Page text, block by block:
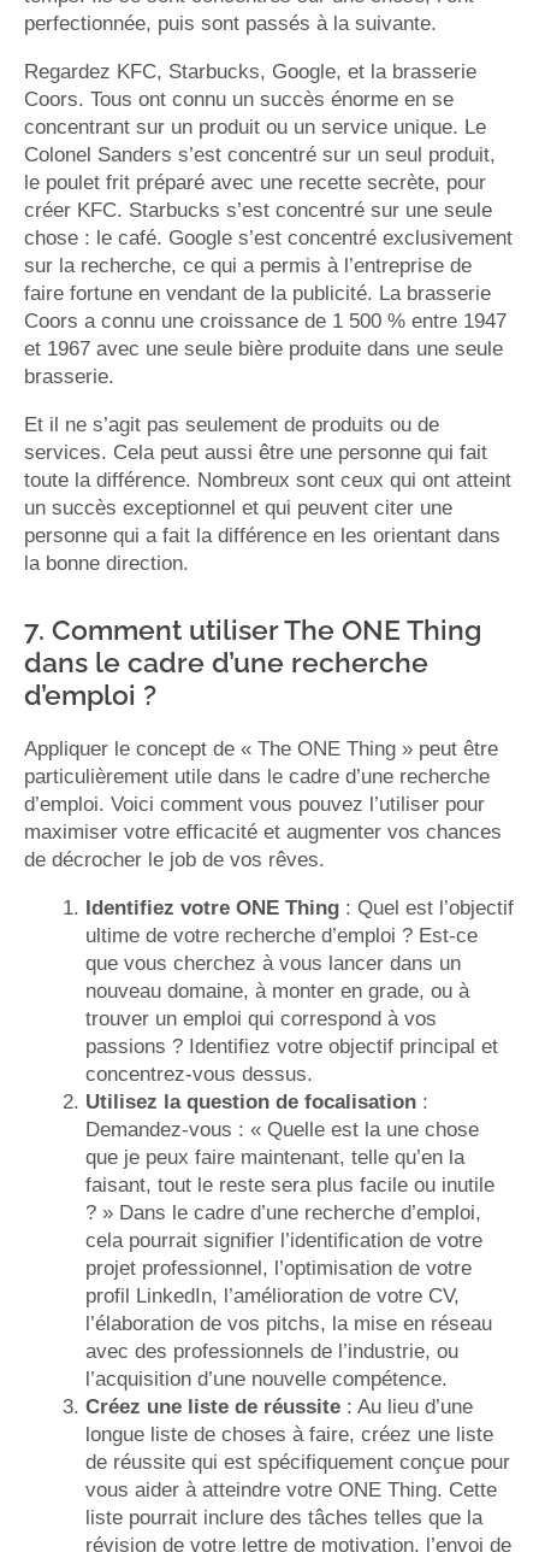
perfectionnée, puis sont passés à la suivante.
Regardez KFC, Starbucks, Google, et la brasserie
Coors. Tous ont connu un succès énorme en se
concentrant sur un produit ou un service unique. Le
Colonel Sanders s’est concentré sur un seul produit,
le poulet frit préparé avec une recette secrète, pour
créer KFC. Starbucks s’est concentré sur une seule
chose : le café. Google s’est concentré exclusivement
sur la recherche, ce qui a permis à l’entreprise de
faire fortune en vendant de la publicité. La brasserie
Coors a connu une croissance de 1 500 % entre 1947
et 1967 avec une seule bière produite dans une seule
brasserie​​.
Et il ne s’agit pas seulement de produits ou de
services. Cela peut aussi être une personne qui fait
toute la différence. Nombreux sont ceux qui ont atteint
un succès exceptionnel et qui peuvent citer une
personne qui a fait la différence en les orientant dans
la bonne direction​​.
7. Comment utiliser The ONE Thing
dans le cadre d’une recherche
d’emploi ?
Appliquer le concept de « The ONE Thing » peut être
particulièrement utile dans le cadre d’une recherche
d’emploi. Voici comment vous pouvez l’utiliser pour
maximiser votre efficacité et augmenter vos chances
de décrocher le job de vos rêves.
Identifiez votre ONE Thing : Quel est l’objectif
ultime de votre recherche d’emploi ? Est-ce
que vous cherchez à vous lancer dans un
nouveau domaine, à monter en grade, ou à
trouver un emploi qui correspond à vos
passions ? Identifiez votre objectif principal et
concentrez-vous dessus.
Utilisez la question de focalisation :
Demandez-vous : « Quelle est la une chose
que je peux faire maintenant, telle qu’en la
faisant, tout le reste sera plus facile ou inutile
? » Dans le cadre d’une recherche d’emploi,
cela pourrait signifier l’identification de votre
projet professionnel, l’optimisation de votre
profil LinkedIn, l’amélioration de votre CV,
l’élaboration de vos pitchs, la mise en réseau
avec des professionnels de l’industrie, ou
l’acquisition d’une nouvelle compétence.
Créez une liste de réussite : Au lieu d’une
longue liste de choses à faire, créez une liste
de réussite qui est spécifiquement conçue pour
vous aider à atteindre votre ONE Thing. Cette
liste pourrait inclure des tâches telles que la
révision de votre lettre de motivation, l’envoi de